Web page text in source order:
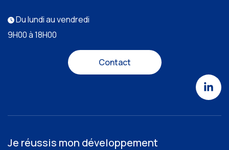
Du lundi au vendredi
9H00 à 18H00
Contact
Je réussis mon développement